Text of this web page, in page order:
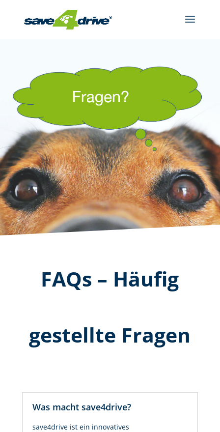
FAQs – Häufig
gestellte Fragen
Was macht save4drive?
save4drive ist ein innovatives